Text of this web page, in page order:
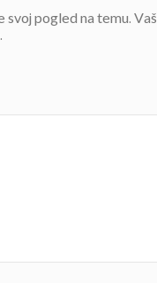
svoj pogled na temu. Vaš